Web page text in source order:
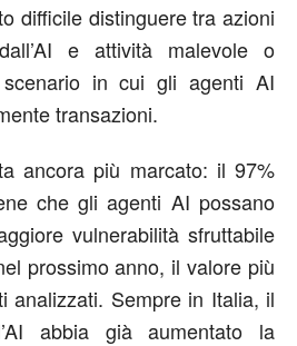
difficile distinguere tra azioni
e attività malevole o
in cui gli agenti AI
transazioni.
ancora più marcato: il 97%
che gli agenti AI possano
vulnerabilitàsfruttabile
prossimo anno, il valore più
analizzati. Sempre in Italia, il
abbia già aumentato la